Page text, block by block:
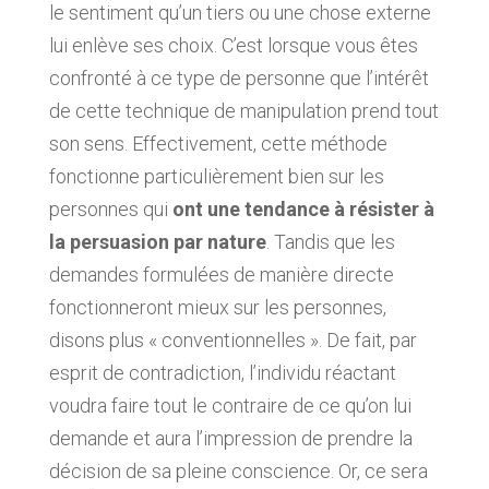
le sentiment qu’un tiers ou une chose externe
lui enlève ses choix. C’est lorsque vous êtes
confronté à ce type de personne que l’intérêt
de cette technique de manipulation prend tout
son sens. Effectivement, cette méthode
fonctionne particulièrement bien sur les
personnes qui ont une tendance à résister à
la persuasion par nature. Tandis que les
demandes formulées de manière directe
fonctionneront mieux sur les personnes,
disons plus « conventionnelles ». De fait, par
esprit de contradiction, l’individu réactant
voudra faire tout le contraire de ce qu’on lui
demande et aura l’impression de prendre la
décision de sa pleine conscience. Or, ce sera